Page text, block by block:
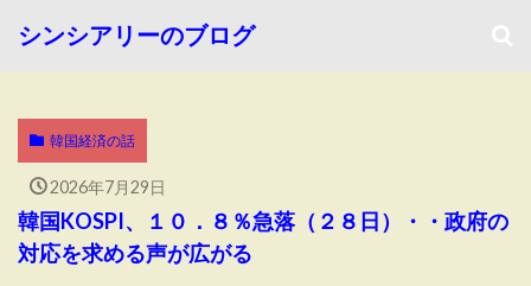
シンシアリーのブログ
韓国経済の話
2026年7月29日
韓国KOSPI、１０．８％急落（２８日）・・政府の
対応を求める声が広がる